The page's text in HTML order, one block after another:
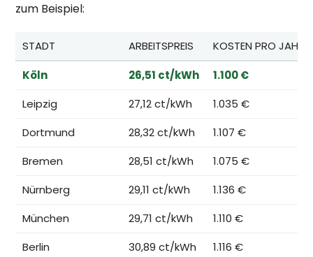
zum Beispiel:
STADT ARBEITSPREIS
KOSTEN PRO JAHR*
Köln
26,51 ct/kWh
1.100 €
Leipzig
27,12 ct/kWh
1.035 €
Dortmund
28,32 ct/kWh
1.107 €
Bremen
28,51 ct/kWh
1.075 €
Nürnberg
29,11 ct/kWh
1.136 €
München
29,71 ct/kWh
1.110 €
Berlin
30,89 ct/kWh
1.116 €